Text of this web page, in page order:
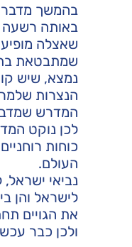
בהמשך מדבר
באותה רשעה
שאצלה
שמתבטאת
נמצא, שיש
הנצרות
המדרש
לכן נוקט
כוחות
העולם.
נביאי
לישראל והן
את הגויים
ולכן כבר